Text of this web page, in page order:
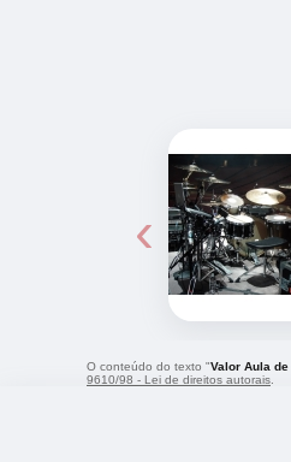
‹
O conteúdo do texto "Valor Aula
9610/98 - Lei de direitos autorais